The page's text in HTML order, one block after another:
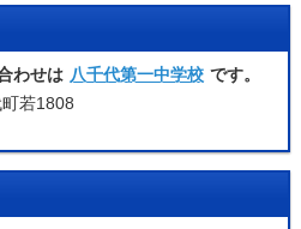
わせは 八千代第一中学校 です。
若1808